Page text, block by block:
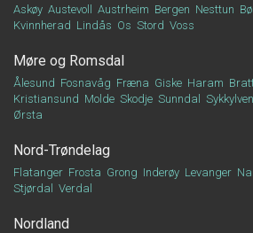
Askøy Austevoll Austrheim Bergen Nesttun
Kvinnherad Lindås Os Stord Voss
Møre og Romsdal
Ålesund Fosnavåg Fræna Giske Haram
Kristiansund Molde Skodje Sunndal Sykkylven
Ørsta
Nord-Trøndelag
Flatanger Frosta Grong Inderøy Levanger
Stjørdal
Verdal
Nordland